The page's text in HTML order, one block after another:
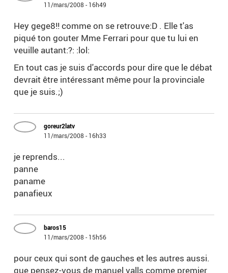
11/mars/2008 - 16h49
Hey gege8!! comme on se retrouve:D . Elle t'as
piqué ton gouter Mme Ferrari pour que tu lui en
veuille autant:?: :lol:
En tout cas je suis d'accords pour dire que le débat
devrait être intéressant même pour la provinciale
que je suis.;)
goreur2latv
11/mars/2008 - 16h33
je reprends...
panne
paname
panafieux
baros15
11/mars/2008 - 15h56
pour ceux qui sont de gauches et les autres aussi.
que pensez-vous de manuel valls comme premier